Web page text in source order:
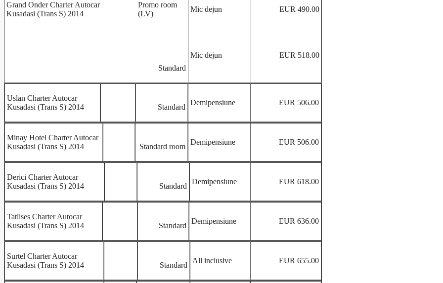
Grand Onder Charter Autocar
Kusadasi (Trans S) 2014
Promo room
(LV)
Mic dejun EUR 490.00
Standard
Mic dejun EUR 518.00
Uslan Charter Autocar
Kusadasi (Trans S) 2014
Standard
Demipensiune EUR 506.00
Minay Hotel Charter Autocar
Kusadasi (Trans S) 2014
Standard room
Demipensiune EUR 506.00
Derici Charter Autocar
Kusadasi (Trans S) 2014
Standard
Demipensiune EUR 618.00
Tatlises Charter Autocar
Kusadasi (Trans S) 2014
Standard
Demipensiune EUR 636.00
Surtel Charter Autocar
Kusadasi (Trans S) 2014
Standard
All inclusive EUR 655.00